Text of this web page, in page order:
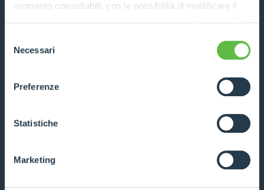
momento consultabili, con la possibilità di modificare il
ogni pagina, selezionare "Modifichi il suo consenso" e
dell'informativa completa nel footer presente in ogni
pagina. Per esercitare i diritti riconosciuti all'interessato ai
GDPR abbiamo predisposto una
apposita procedura.
delNecessari
Preferenze
Statistiche
Marketing
M12.3EVO
COMPARE